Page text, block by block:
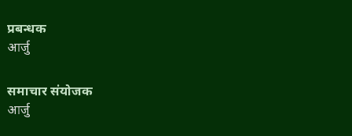
प्रबन्धक
आर्जु
समाचार संयोजक
आर्जु